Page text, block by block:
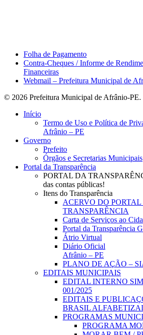
Folha de Pagamento
Contra-Cheques / Informe de
Financeiras
Webmail – Prefeitura Municipal de
© 2026 Prefeitura Municipal de Afrânio-PE.
Close
Início
Termo de Uso e Política de
Afrânio – PE
Governo
Prefeito
Órgãos e Secretarias Municipais
Portal da Transparência
PORTAL DA
das contas públicas!
Itens do Transparência
ACERVO DO PORTAL
TRANSPARÊNCIA
Carta de Serviços ao
Portal da Transparência
Átrio Virtual
Diário Oficial
Afrânio – PE
PLANO DE AÇÃO –
EDITAIS MUNICIPAIS
EDITAL INTERNO
001/2025
EDITAIS E
BRASIL
PROGRAMAS
PROGRAMA